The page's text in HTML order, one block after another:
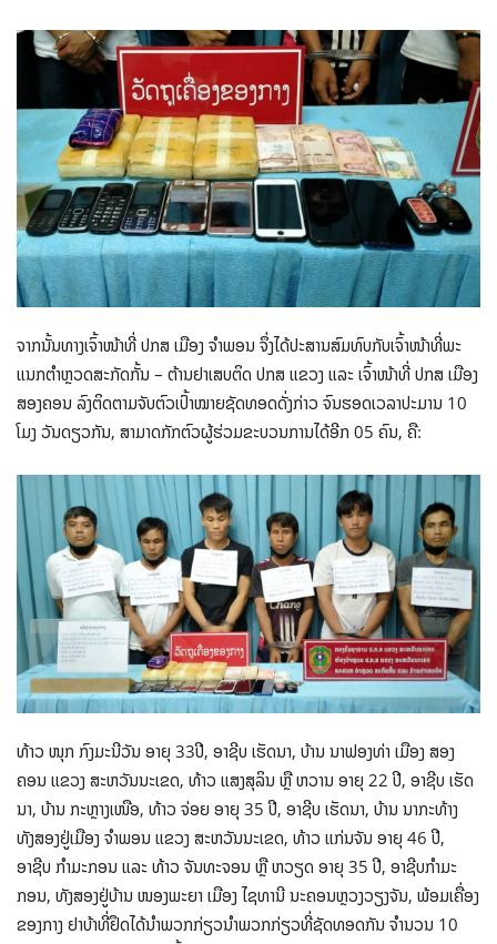
ຈາກນັ້ນທາງເຈົ້າໜ້າທີ່ ປກສ ເມືອງ ຈໍາພອນ ຈຶ່ງໄດ້ປະສານສົມທົບກັບເຈົ້າໜ້າທີ່ພະ
ແນກຕໍາຫຼວດສະກັດກັ້ນ – ຕ້ານຢາເສບຕິດ ປກສ ແຂວງ ແລະ ເຈົ້າໜ້າທີ່ ປກສ ເມືອງ
ສອງຄອນ ລົງຕິດຕາມຈັບຕົວເປົ້າໝາຍຊັດທອດດັ່ງກ່າວ ຈົນຮອດເວລາປະມານ 10
ໂມງ ວັນດຽວກັນ, ສາມາດກັກຕົວຜູ້ຮ່ວມຂະບວນການໄດ້ອີກ 05 ຄົນ, ຄື:
ທ້າວ ໜຸກ ກົງມະນີວັນ ອາຍຸ 33ປີ, ອາຊີບ ເຮັດນາ, ບ້ານ ນາຟອງທ່າ ເມືອງ ສອງ
ຄອນ ແຂວງ ສະຫວັນນະເຂດ, ທ້າວ ແສງສຸລິນ ຫຼື ຫວານ ອາຍຸ 22 ປີ, ອາຊີບ ເຮັດ
ນາ, ບ້ານ ກະຫຼາງເໜືອ, ທ້າວ ຈ່ອຍ ອາຍຸ 35 ປີ, ອາຊີບ ເຮັດນາ, ບ້ານ ນາກະທ້າງ
ທັງສອງຢູ່ເມືອງ ຈໍາພອນ ແຂວງ ສະຫວັນນະເຂດ, ທ້າວ ແກ່ນຈັນ ອາຍຸ 46 ປີ,
ອາຊີບ ກໍາມະກອນ ແລະ ທ້າວ ຈັນທະຈອນ ຫຼື ຫວຽດ ອາຍຸ 35 ປີ, ອາຊີບກໍາມະ
ກອນ, ທັງສອງຢູ່ບ້ານ ໜອງພະຍາ ເມືອງ ໄຊທານີ ນະຄອນຫຼວງວຽງຈັນ, ພ້ອມເຄື່ອງ
ຂອງກາງ ຢາບ້າທີ່ຢຶດໄດ້ນຳພວກກ່ຽວນຳພວກກ່ຽວທີ່ຊັດທອດກັນ ຈໍານວນ 10